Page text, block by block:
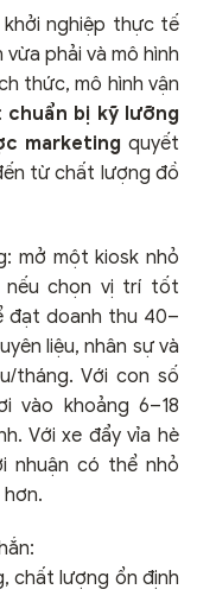
nghiệp thực tế
phải và mô hình
thức, mô hình vận
chuẩn bị kỹ lưỡng
marketing quyết
từ chất lượng đồ
mở một kiosk nhỏ
nếu chọn vị trí tốt
đạt doanh thu 40–
liệu, nhân sự và
tháng. Với con số
vào khoảng 6–18
Với xe đẩy vỉa hè
nhuận có thể nhỏ
chất lượng ổn định